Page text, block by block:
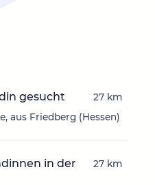
gesucht
aus Friedberg (Hessen)
27 km
in der
27 km